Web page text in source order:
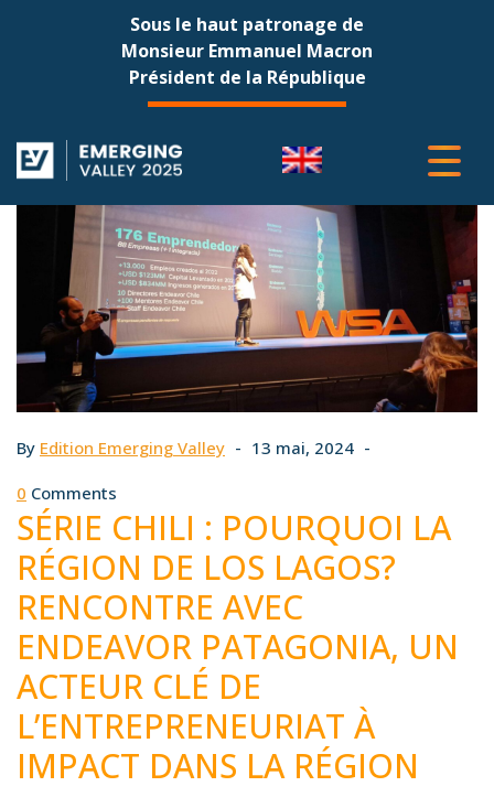
Sous le haut patronage de
Monsieur Emmanuel Macron
Président de la République
By Edition Emerging Valley 13 mai, 2024
0 Comments
SÉRIE CHILI : POURQUOI LA
RÉGION DE LOS LAGOS?
RENCONTRE AVEC
ENDEAVOR PATAGONIA, UN
ACTEUR CLÉ DE
L’ENTREPRENEURIAT À
IMPACT DANS LA RÉGION